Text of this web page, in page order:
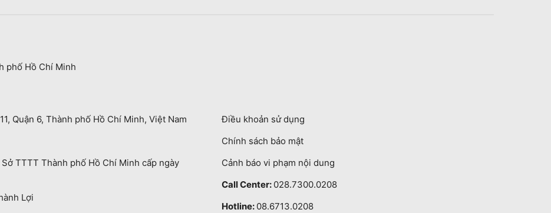
phố Hồ Chí Minh
Quận 6, Thành phố Hồ Chí Minh, Việt Nam
TTTT Thành phố Hồ Chí Minh cấp ngày
Lợi
Điều khoản sử dụng
Chính sách bảo mật
Cảnh báo vi phạm nội dung
Call Center: 028.7300.0208
Hotline: 08.6713.0208